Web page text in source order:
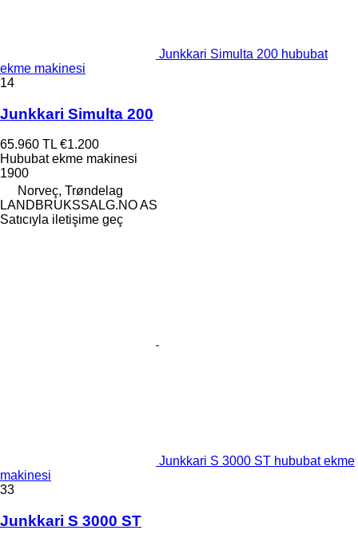
Junkkari Simulta 200 hububat
ekme makinesi
14
Junkkari Simulta 200
65.960 TL €1.200
Hububat ekme makinesi
1900
Norveç, Trøndelag
LANDBRUKSSALG.NO AS
Satıcıyla iletişime geç
Junkkari S 3000 ST hububat ekme
makinesi
33
Junkkari S 3000 ST